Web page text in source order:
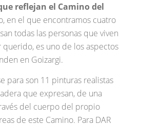
reflejan el Camino del
en el que encontramos cuatro
todas las personas que viven
es uno de los aspectos
en Goizargi.
para son 11 pinturas realistas
que expresan, de una
del cuerpo del propio
de este Camino. Para DAR